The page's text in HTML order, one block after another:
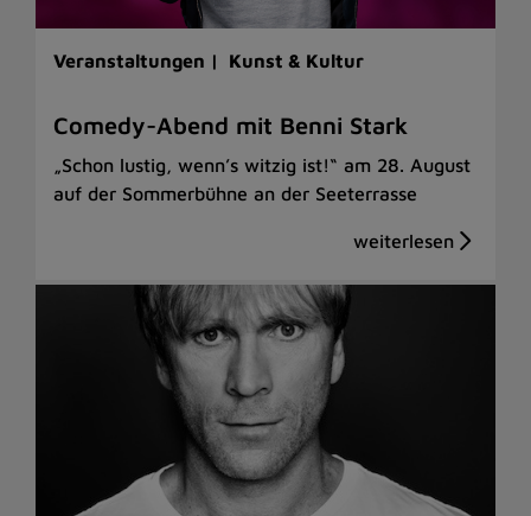
Veranstaltungen | Kunst & Kultur
Comedy-Abend mit Benni Stark
„Schon lustig, wenn’s witzig ist!“ am 28. August
auf der Sommerbühne an der Seeterrasse